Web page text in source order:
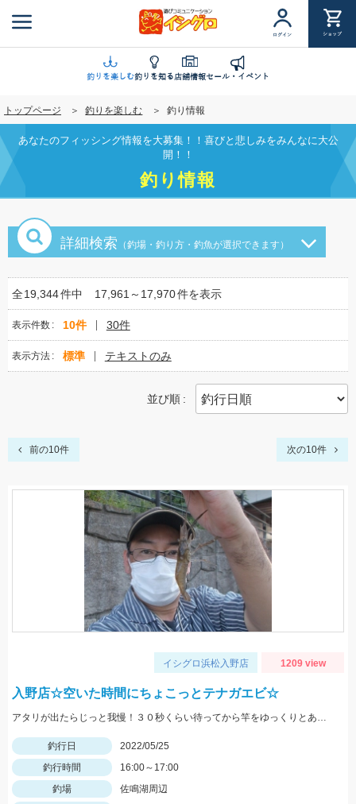
ン
に
移
動
ログイン ショップ
釣りを楽しむ釣りを知る店舗情報セール・イベント
トップページ 釣りを楽しむ 釣り情報
あなたのフィッシング情報を大募集！！喜びと悲しみをみんなに大公
開！！
釣り情報
詳細検索 （釣場・釣り方・釣魚が選択できます）
全19,344件中 17,961～17,970件を表示
表示件数 10件 30件
表示方法 標準 テキストのみ
並び順
前の10件 次の10件
イシグロ浜松入野店 1209 view
入野店☆空いた時間にちょこっとテナガエビ☆
アタリが出たらじっと我慢！３０秒くらい待ってから竿をゆっくりとあげましょう。
釣行日
2022/05/25
釣行時間
16:00～17:00
釣場
佐鳴湖周辺